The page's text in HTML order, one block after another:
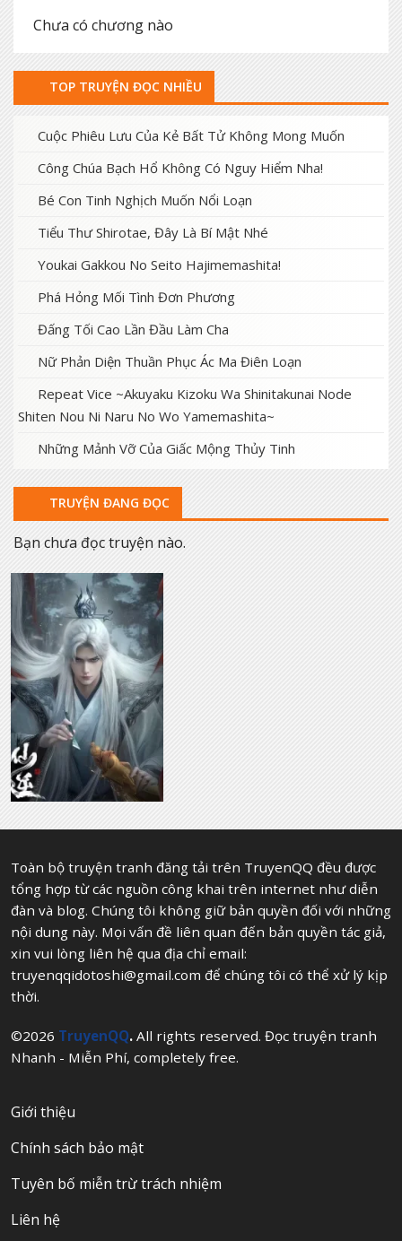
Chưa có chương nào
TOP TRUYỆN ĐỌC NHIỀU
Cuộc Phiêu Lưu Của Kẻ Bất Tử Không Mong Muốn
Công Chúa Bạch Hổ Không Có Nguy Hiểm Nha!
Bé Con Tinh Nghịch Muốn Nổi Loạn
Tiểu Thư Shirotae, Đây Là Bí Mật Nhé
Youkai Gakkou No Seito Hajimemashita!
Phá Hỏng Mối Tình Đơn Phương
Đấng Tối Cao Lần Đầu Làm Cha
Nữ Phản Diện Thuần Phục Ác Ma Điên Loạn
Repeat Vice ~Akuyaku Kizoku Wa Shinitakunai Node
Shiten Nou Ni Naru No Wo Yamemashita~
Những Mảnh Vỡ Của Giấc Mộng Thủy Tinh
TRUYỆN ĐANG ĐỌC
Bạn chưa đọc truyện nào.
Toàn bộ truyện tranh đăng tải trên TruyenQQ đều được
tổng hợp từ các nguồn công khai trên internet như diễn
đàn và blog. Chúng tôi không giữ bản quyền đối với những
nội dung này. Mọi vấn đề liên quan đến bản quyền tác giả,
xin vui lòng liên hệ qua địa chỉ email:
truyenqqidotoshi@gmail.com để chúng tôi có thể xử lý kịp
thời.
©2026 TruyenQQ. All rights reserved. Đọc truyện tranh
Nhanh - Miễn Phí, completely free.
Giới thiệu
Chính sách bảo mật
Tuyên bố miễn trừ trách nhiệm
Liên hệ